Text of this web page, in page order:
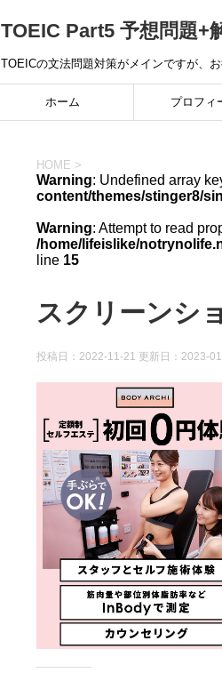
TOEIC Part5 予想問題+
TOEICの文法問題対策がメインですが、
ホーム プロフィ
HOME >
Warning: Undefined array
content/themes/stinger8/
Warning: Attempt to read
/home/lifeislike/
line 15
スクリーンシ
投稿日：2022-11-21 更新日： 2023-